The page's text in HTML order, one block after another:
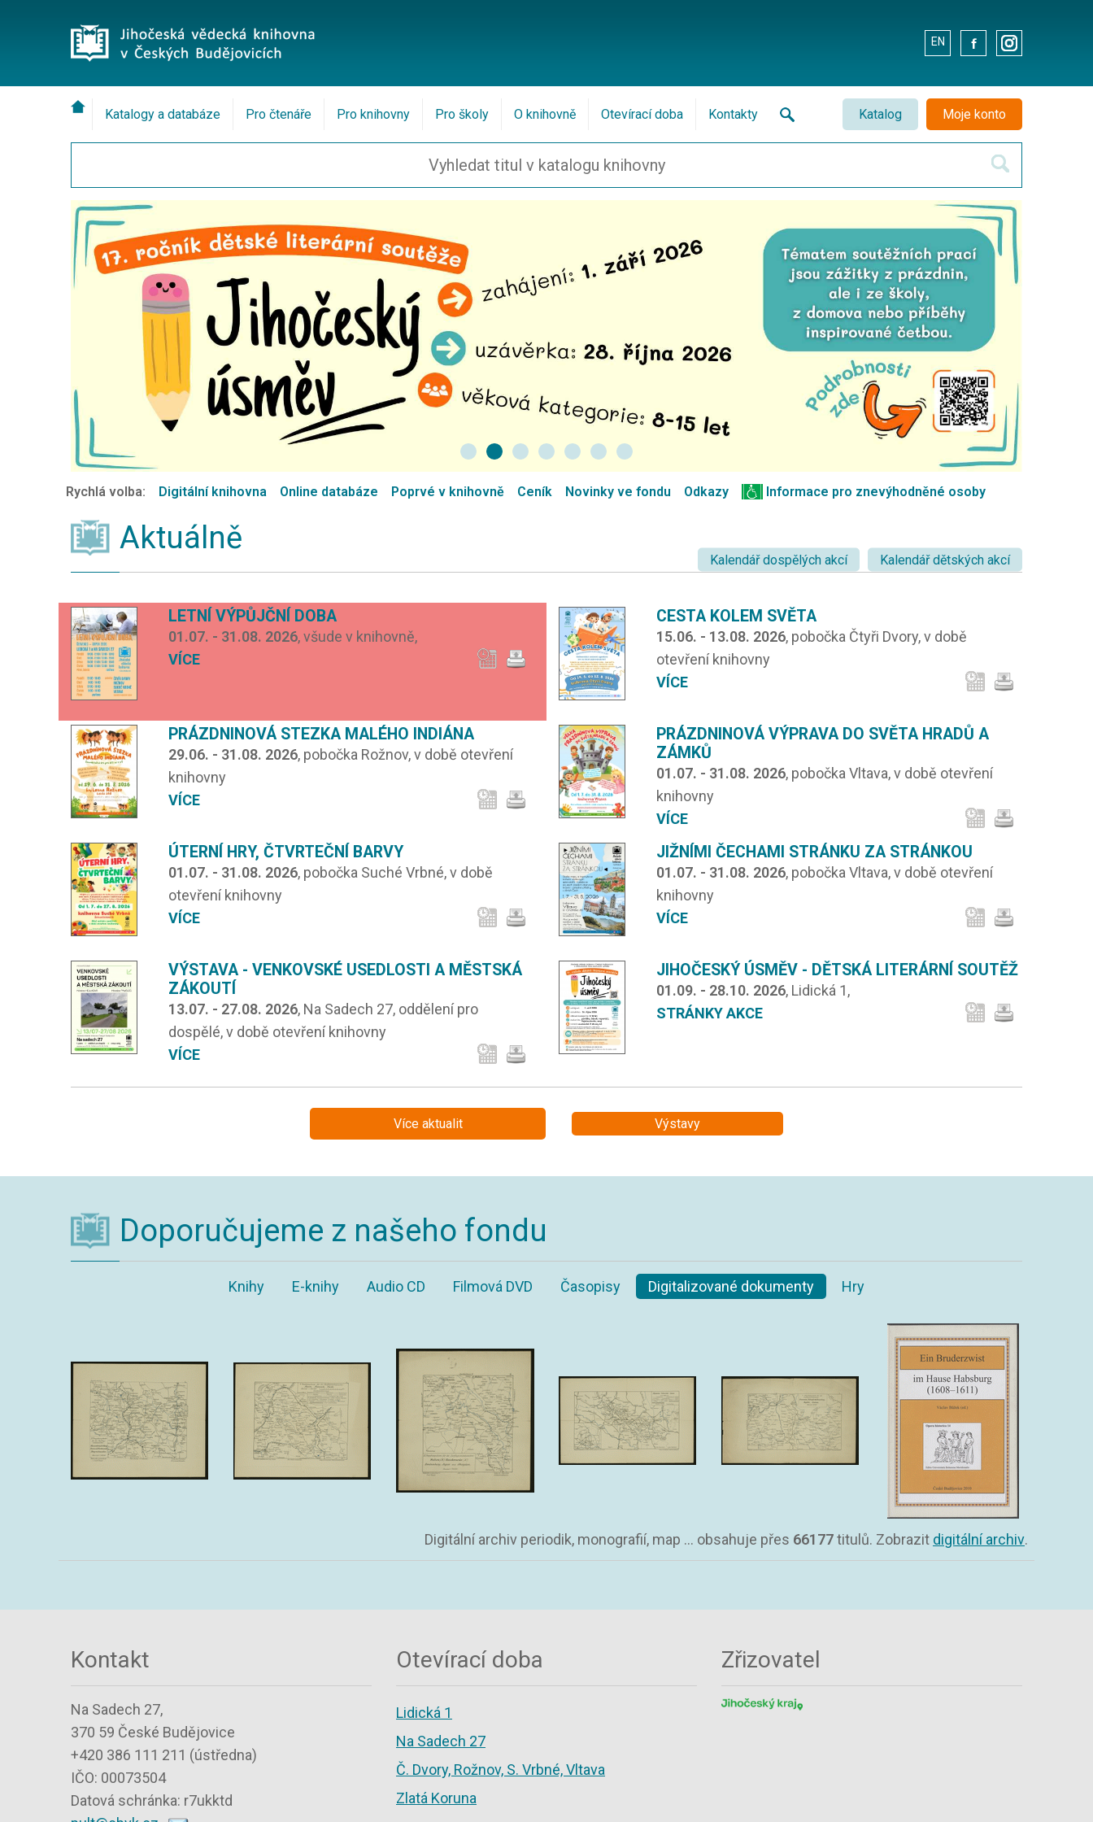
EN . .
Katalog Moje konto
Katalogy a databáze Pro čtenáře Pro knihovny Pro školy O knihovně Otevírací doba Kontakty
Rychlá volba: Digitální knihovna Online databáze Poprvé v knihovně Ceník Novinky ve fondu Odkazy Informace pro znevýhodněné osoby
Aktuálně
Kalendář dětských akcí
Kalendář dospělých akcí
LETNÍ VÝPŮJČNÍ DOBA
01.07. - 31.08. 2026, všude v knihovně,
VÍCE
CESTA KOLEM SVĚTA
15.06. - 13.08. 2026, pobočka Čtyři Dvory, v době
otevření knihovny
VÍCE
PRÁZDNINOVÁ STEZKA MALÉHO INDIÁNA
29.06. - 31.08. 2026, pobočka Rožnov, v době otevření
knihovny
VÍCE
PRÁZDNINOVÁ VÝPRAVA DO SVĚTA HRADŮ A
ZÁMKŮ
01.07. - 31.08. 2026, pobočka Vltava, v době otevření
knihovny
VÍCE
ÚTERNÍ HRY, ČTVRTEČNÍ BARVY
01.07. - 31.08. 2026, pobočka Suché Vrbné, v době
otevření knihovny
VÍCE
JIŽNÍMI ČECHAMI STRÁNKU ZA STRÁNKOU
01.07. - 31.08. 2026, pobočka Vltava, v době otevření
knihovny
VÍCE
VÝSTAVA - VENKOVSKÉ USEDLOSTI A MĚSTSKÁ
ZÁKOUTÍ
13.07. - 27.08. 2026, Na Sadech 27, oddělení pro
dospělé, v době otevření knihovny
VÍCE
JIHOČESKÝ ÚSMĚV - DĚTSKÁ LITERÁRNÍ SOUTĚŽ
01.09. - 28.10. 2026, Lidická 1,
STRÁNKY AKCE
Více aktualit Výstavy
Doporučujeme z našeho fondu
Knihy E-knihy Audio CD Filmová DVD Časopisy Digitalizované dokumenty Hry
Digitální archiv periodik, monografií, map ... obsahuje přes 66177titulů. Zobrazit digitální archiv.
Kontakt
Na Sadech 27,
370 59 České Budějovice
+420 386 111 211 (ústředna)
IČO: 00073504
Datová schránka: r7ukktd
Otevírací doba
Lidická 1
Na Sadech 27
Č. Dvory, Rožnov, S. Vrbné, Vltava
Zlatá Koruna
Zřizovatel